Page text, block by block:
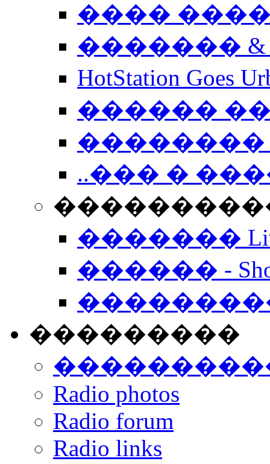
����
�������
HotStation
������
��������
..��� �
����������
�������
������ -
���������
Radio photos
Radio forum
Radio links